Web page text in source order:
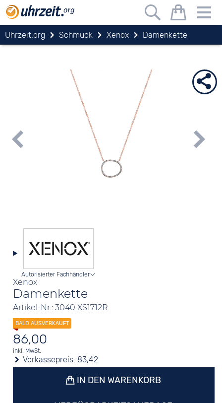
Uhrzeit.org Schmuck Xenox Damenkette
Xenox
Damenkette
Artikel-Nr.: 3040 XS1712R
Autorisierter Fachhändler
86,00
inkl. MwSt.
Vorkassepreis: 83,42
IN DEN WARENKORB